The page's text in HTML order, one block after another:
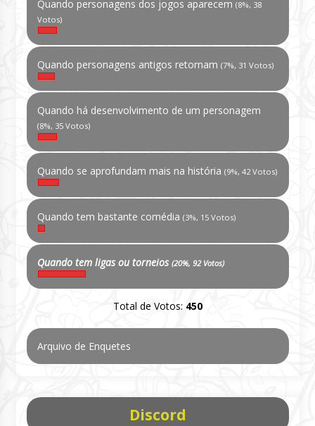
Quando personagens dos jogos aparecem (8%, 38
Votos)
Quando personagens antigos retornam (7%, 31 Votos)
Quando há desenvolvimento de um personagem
(8%, 35 Votos)
Quando se aprofundam mais na história (9%, 42 Votos)
Quando tem bastante comédia (3%, 15 Votos)
Quando tem ligas ou torneios (20%, 92 Votos)
Total de Votos: 450
Arquivo de Enquetes
Discord